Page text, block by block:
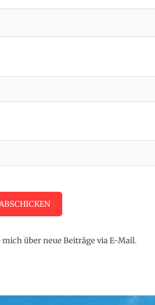
über neue Beiträge via E-Mail.